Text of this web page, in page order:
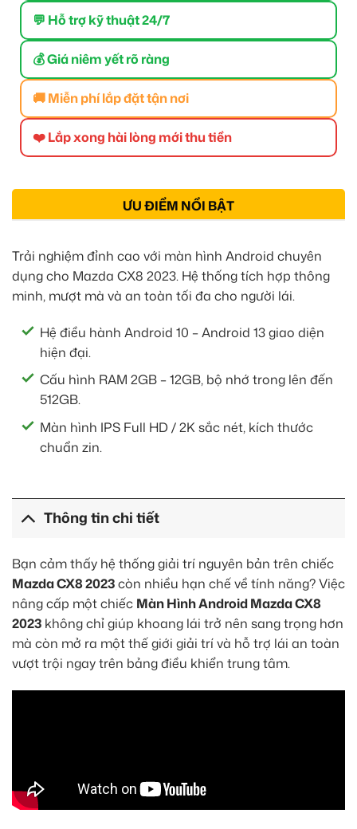
💬 Hỗ trợ kỹ thuật 24/7
💰 Giá niêm yết rõ ràng
🚚 Miễn phí lắp đặt tận nơi
❤️ Lắp xong hài lòng mới thu tiền
ƯU ĐIỂM NỔI BẬT
Trải nghiệm đỉnh cao với màn hình Android chuyên
dụng cho Mazda CX8 2023. Hệ thống tích hợp thông
minh, mượt mà và an toàn tối đa cho người lái.
Hệ điều hành Android 10 – Android 13 giao diện
hiện đại.
Cấu hình RAM 2GB – 12GB, bộ nhớ trong lên đến
512GB.
Màn hình IPS Full HD / 2K sắc nét, kích thước
chuẩn zin.
Thông tin chi tiết
Bạn cảm thấy hệ thống giải trí nguyên bản trên chiếc
Mazda CX8 2023còn nhiều hạn chế về tính năng? Việc
nâng cấp một chiếc Màn Hình Android Mazda CX8
2023 không chỉ giúp khoang lái trở nên sang trọng hơn
mà còn mở ra một thế giới giải trí và hỗ trợ lái an toàn
vượt trội ngay trên bảng điều khiển trung tâm.